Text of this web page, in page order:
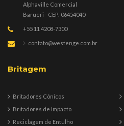
Alphaville Comercial
Barueri - CEP: 06454040
+55 11 4208-7300
contato@westenge.com.br
Britagem
Britadores Cônicos
Britadores de Impacto
Reciclagem de Entulho